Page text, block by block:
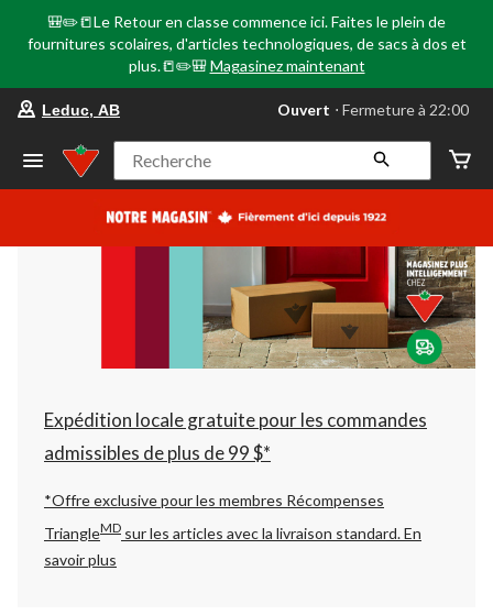
🎒✏️📒Le Retour en classe commence ici. Faites le plein de
fournitures scolaires, d'articles technologiques, de sacs à dos et
plus.📒✏️🎒 Magasinez maintenant
votre
préféré
Leduc,
AB,
courament
Fermeture
à
22:00
cliquer
pour
changer
Leduc, AB Ouvert ⋅ Fermeture à 22:00
Recherche
Expédition locale gratuite pour les commandes
admissibles de plus de 99 $*
*Offre exclusive pour les membres Récompenses
TriangleMD sur les articles avec la livraison standard.En
savoir plus